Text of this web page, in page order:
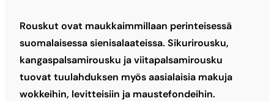
Rouskut ovat maukkaimmillaan perinteisessä
suomalaisessa sienisalaateissa. Sikurirousku,
kangaspalsamirousku ja viitapalsamirousku
tuovat tuulahduksen myös aasialaisia makuja
wokkeihin, levitteisiin ja maustefondeihin.